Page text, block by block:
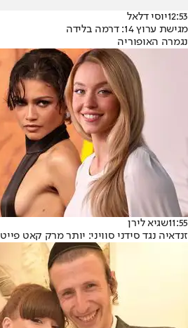
12:53יוסי דלאל
מגישת ערוץ 14: דרמה בלידה
נגמרה האופוריה
11:55שגיא לירן
זנדאיה נגד סידני סוויני: יותר מרק קאט פייט